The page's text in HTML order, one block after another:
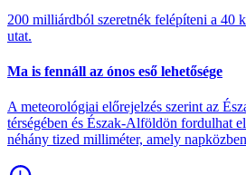
200 milliárdból szeretnék felépíteni a 40
utat.
Ma is fennáll az ónos eső lehetősége
A meteorológiai előrejelzés szerint az
térségében és Észak-Alföldön fordulhat
néhány tized milliméter, amely